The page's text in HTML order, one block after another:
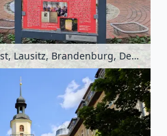
Informationstafeln in Forst, Lausitz, Brandenburg, Deutschland